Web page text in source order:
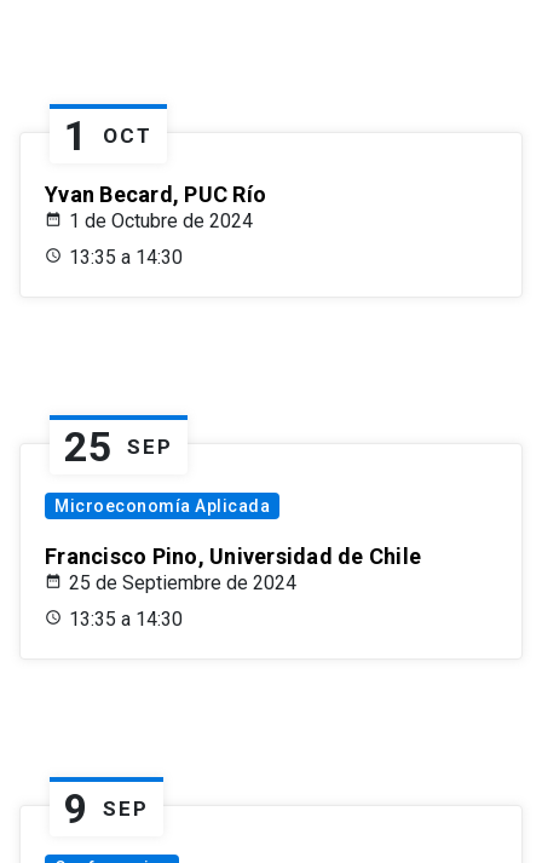
1 OCT
Yvan Becard, PUC Río
1 de Octubre de 2024
13:35 a 14:30
25 SEP
Microeconomía Aplicada
Francisco Pino, Universidad de Chile
25 de Septiembre de 2024
13:35 a 14:30
9 SEP